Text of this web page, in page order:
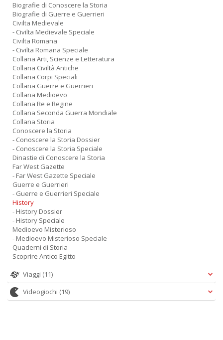
Biografie di Conoscere la Storia
Biografie di Guerre e Guerrieri
Civilta Medievale
- Civilta Medievale Speciale
Civilta Romana
- Civilta Romana Speciale
Collana Arti, Scienze e Letteratura
Collana Civiltà Antiche
Collana Corpi Speciali
Collana Guerre e Guerrieri
Collana Medioevo
Collana Re e Regine
Collana Seconda Guerra Mondiale
Collana Storia
Conoscere la Storia
- Conoscere la Storia Dossier
- Conoscere la Storia Speciale
Dinastie di Conoscere la Storia
Far West Gazette
- Far West Gazette Speciale
Guerre e Guerrieri
- Guerre e Guerrieri Speciale
History
- History Dossier
- History Speciale
Medioevo Misterioso
- Medioevo Misterioso Speciale
Quaderni di Storia
Scoprire Antico Egitto
Viaggi (11)
Videogiochi (19)